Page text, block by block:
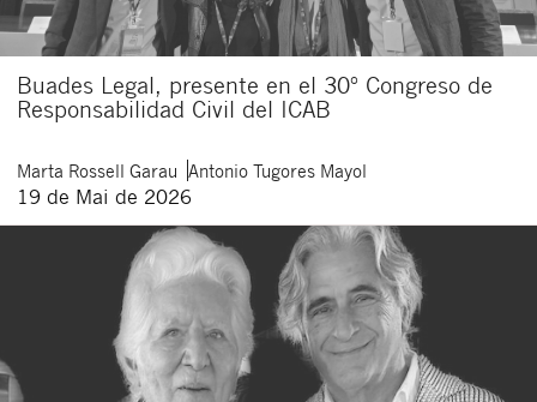
Buades Legal, presente en el 30º Congreso de
Responsabilidad Civil del ICAB
Marta Rossell Garau Antonio Tugores Mayol
19 de Mai de 2026